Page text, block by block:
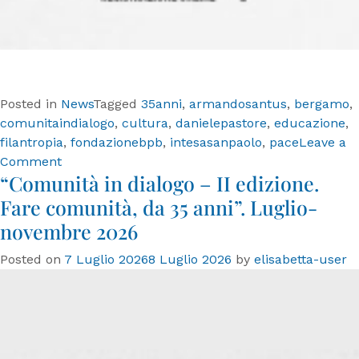
Posted in NewsTagged 35anni, armandosantus, bergamo,
comunitaindialogo, cultura, danielepastore, educazione,
filantropia, fondazionebpb, intesasanpaolo, paceLeave a
Commenton
Fondazione
Popolare
di
Bergamo
“Comunità in dialogo – II edizione.
Fare comunità, da 35 anni”. Luglio-
novembre 2026
Posted on 7 Luglio 20268 Luglio 2026 by elisabetta-user